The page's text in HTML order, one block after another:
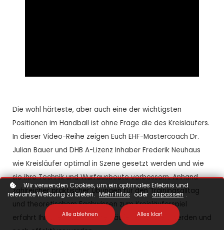
Die wohl härteste, aber auch eine der wichtigsten
Positionen im Handball ist ohne Frage die des Kreisläufers.
In dieser Video-Reihe zeigen Euch EHF-Mastercoach Dr.
Julian Bauer und DHB A-Lizenz Inhaber Frederik Neuhaus
wie Kreisläufer optimal in Szene gesetzt werden und wie
sie ihre Technik und Wurfausbeute verbessern. Anhand
zahlreicher praktischer Übungen für den Trainingsalltag
und theoretischem Fachwissen zum Kreisläuferspiel
erfahrt Ihr, wie moderne Kreisläufer entwickelt werden und
Wir verwenden Cookies, um ein optimales Erlebnis und
relevante Werbung zu bieten. Mehr Infos oder anpassen .
Alle ablehnen Alles klar!